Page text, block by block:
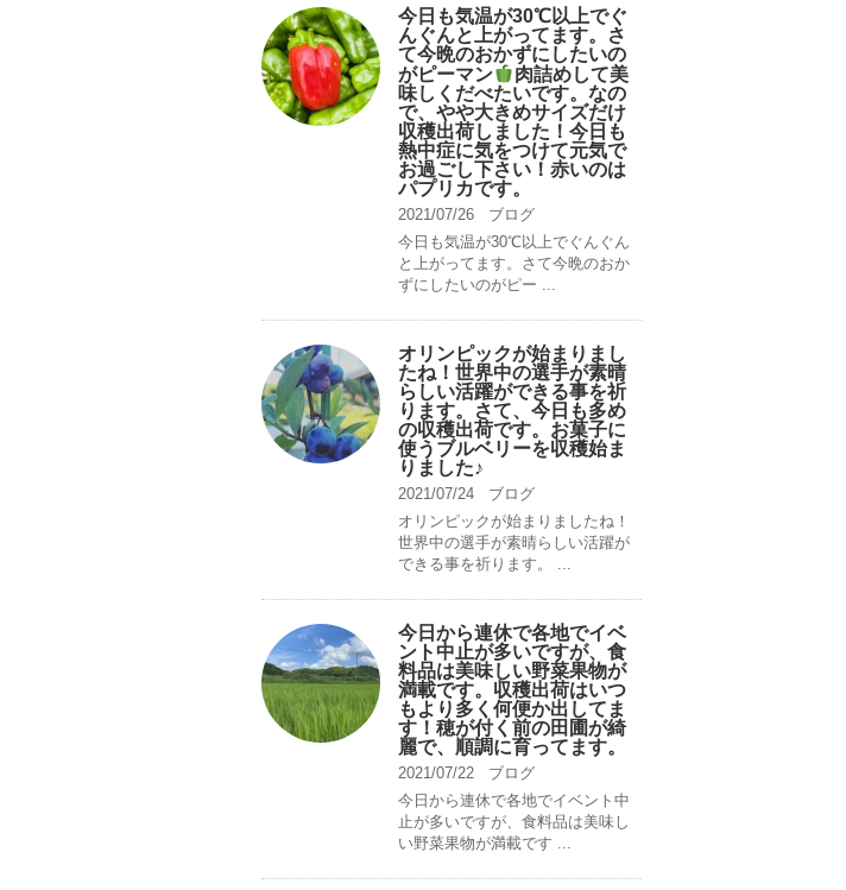
今日も気温が30℃以上でぐ
んぐんと上がってます。さ
て今晩のおかずにしたいの
がピーマン
肉詰めして美
味しくだべたいです。なの
で、やや大きめサイズだけ
収穫出荷しました！今日も
熱中症に気をつけて元気で
お過ごし下さい！赤いのは
パプリカです。
2021/07/26
ブログ
今日も気温が30℃以上でぐんぐん
と上がってます。さて今晩のおか
ずにしたいのがピー ...
オリンピックが始まりまし
たね！世界中の選手が素晴
らしい活躍ができる事を祈
ります。さて、今日も多め
の収穫出荷です。お菓子に
使うブルベリーを収穫始ま
りました♪
2021/07/24
ブログ
オリンピックが始まりましたね！
世界中の選手が素晴らしい活躍が
できる事を祈ります。 ...
今日から連休で各地でイベ
ント中止が多いですが、食
料品は美味しい野菜果物が
満載です。収穫出荷はいつ
もより多く何便か出してま
す！穂が付く前の田圃が綺
麗で、順調に育ってます。
2021/07/22
ブログ
今日から連休で各地でイベント中
止が多いですが、食料品は美味し
い野菜果物が満載です ...